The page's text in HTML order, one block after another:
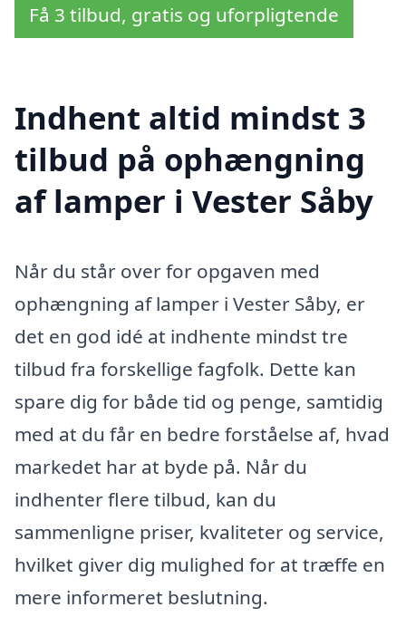
Få 3 tilbud, gratis og uforpligtende
Indhent altid mindst 3
tilbud på ophængning
af lamper i Vester Såby
Når du står over for opgaven med
ophængning af lamper i Vester Såby, er
det en god idé at indhente mindst tre
tilbud fra forskellige fagfolk. Dette kan
spare dig for både tid og penge, samtidig
med at du får en bedre forståelse af, hvad
markedet har at byde på. Når du
indhenter flere tilbud, kan du
sammenligne priser, kvaliteter og service,
hvilket giver dig mulighed for at træffe en
mere informeret beslutning.